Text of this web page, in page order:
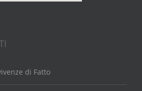
di Fatto